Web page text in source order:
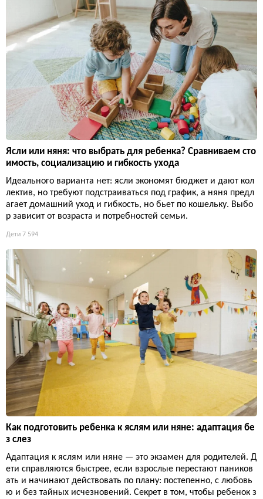
Ясли или няня: что выбрать для ребенка? Сравниваем сто
имость, социализацию и гибкость ухода
Идеального варианта нет: ясли экономят бюджет и дают кол
лектив, но требуют подстраиваться под график, а няня предл
агает домашний уход и гибкость, но бьет по кошельку. Выбо
р зависит от возраста и потребностей семьи.
Дети 7 594
Как подготовить ребенка к яслям или няне: адаптация бе
з слез
Адаптация к яслям или няне — это экзамен для родителей. Д
ети справляются быстрее, если взрослые перестают паников
ать и начинают действовать по плану: постепенно, с любовь
ю и без тайных исчезновений. Секрет в том, чтобы ребенок з